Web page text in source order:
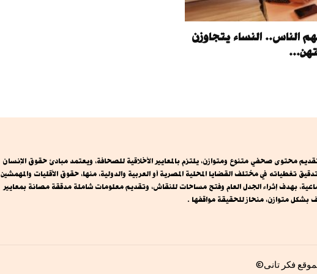
الناس.. النساء يتجاوزن
محتوى صحفي متنوع ومتوازن، يلتزم بالمعايير الأخلاقية للصحافة، ويعتمد مبادئ حقوق الإنسان
تغطياته في مختلف القضايا المحلية المصرية أو العربية والدولية، منها، حقوق الأقليات والمهمشين
بهدف إثراء الجدل العام وفتح مساحات للنقاش، وتقديم معلومات شاملة مدققة مصانة بمعايير
بشكل متوازن، منحاز للحقيقة مواقفها .
فكر تانى©